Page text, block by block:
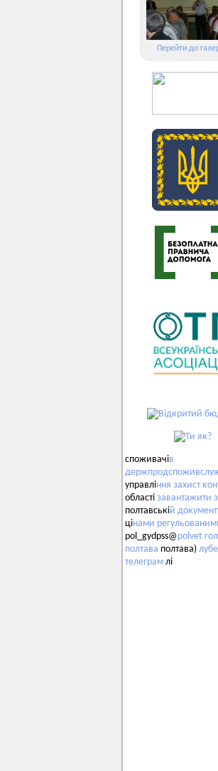
Перейти до
споживачів
управління захист
області завантажити
полтавській
цінами
pol_gydpss@polvet
полтава полтава)
телеграм лі